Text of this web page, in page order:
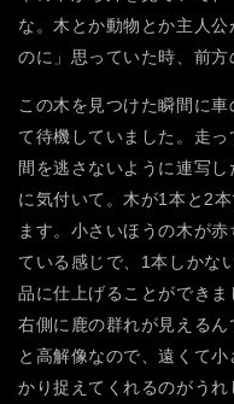
な。木とか動物とか主人
のに」思っていた時、前方
この木を見つけた瞬間に
て待機していました。走
間を逃さないように連写
に気付いて。木が1本と2
ます。小さいほうの木が
ている感じで、1本しかな
品に仕上げることができ
右側に鹿の群れが見える
と高解像なので、遠くて
かり捉えてくれるのがうれ